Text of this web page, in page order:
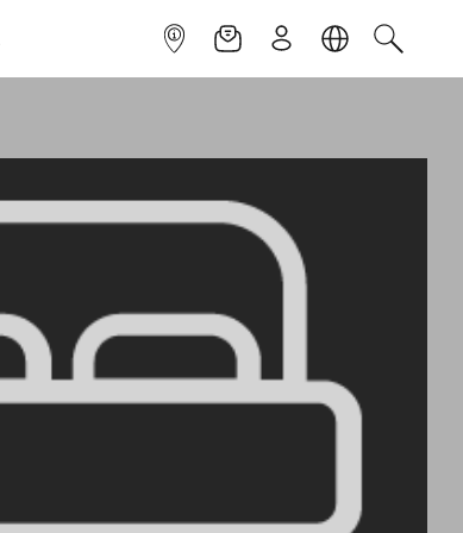
INFOPOINTNEWSLETTER
ISCRIVITILINGUACERCA